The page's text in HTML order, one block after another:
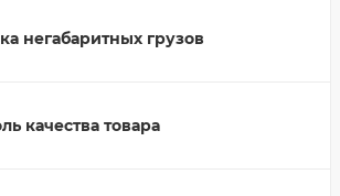
негабаритных грузов
качества товара